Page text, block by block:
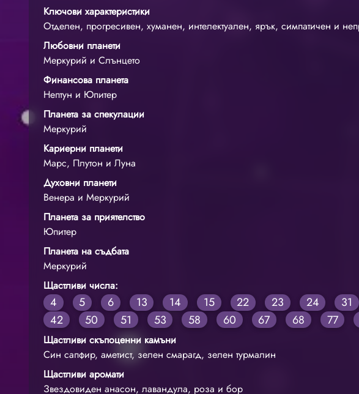
Ключови характеристики
Отделен, прогресивен, хуманен, интелектуален, ярък, симпатичен и
Любовни планети
Меркурий и Слънцето
Финансова планета
Нептун и Юпитер
Планета за спекулации
Меркурий
Кариерни планети
Марс, Плутон и Луна
Духовни планети
Венера и Меркурий
Планета за приятелство
Юпитер
Планета на съдбата
Меркурий
Щастливи числа:
4 5 6 13 14 15 22 23 24 31
42
50 51 53 58 60 67 68 77
Щастливи скъпоценни камъни
Син сапфир, аметист, зелен смарагд, зелен турмалин
Щастливи аромати
Звездовиден анасон, лавандула, роза и бор